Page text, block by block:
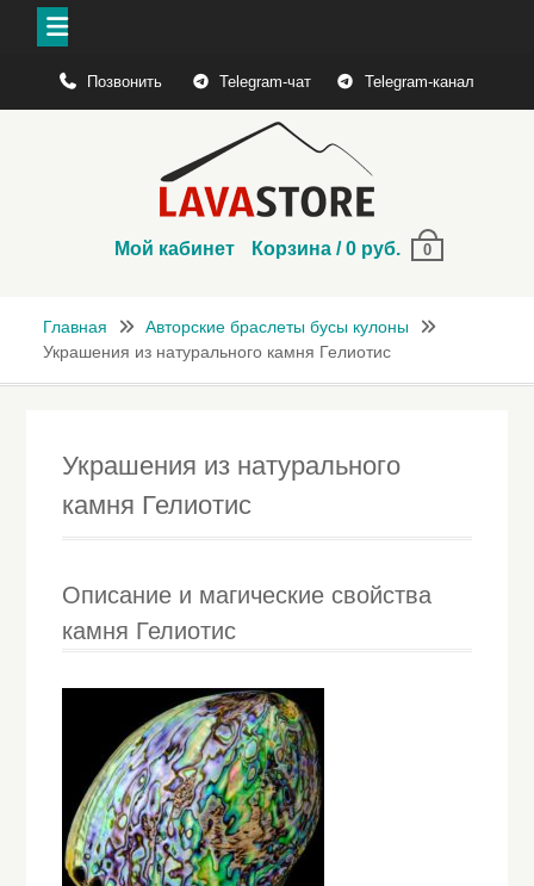
содержимому
Позвонить Telegram-чат Telegram-канал
Мой кабинет Корзина /0 руб. 0
Главная
Авторские браслеты бусы кулоны
Украшения из натурального камня Гелиотис
Украшения из натурального
камня Гелиотис
Описание и магические свойства
камня Гелиотис